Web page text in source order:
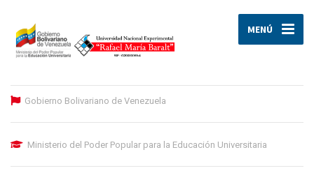
MENÚ
Gobierno Bolivariano de Venezuela
Ministerio del Poder Popular para la Educación Universitaria